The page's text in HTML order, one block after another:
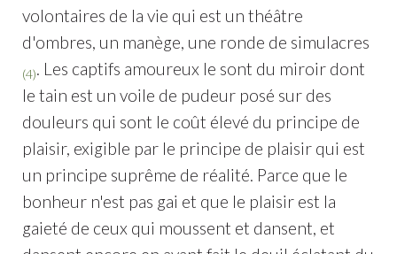
volontaires de la vie qui est un théâtre
d'ombres, un manège, une ronde de simulacres
(4). Les captifs amoureux le sont du miroir dont
le tain est un voile de pudeur posé sur des
douleurs qui sont le coût élevé du principe de
plaisir, exigible par le principe de plaisir qui est
un principe suprême de réalité. Parce que le
bonheur n'est pas gai et que le plaisir est la
gaieté de ceux qui moussent et dansent, et